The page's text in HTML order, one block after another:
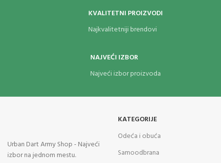
KVALITETNI PROIZVODI
Najkvalitetniji brendovi
NAJVEĆI IZBOR
Najveći izbor proizvoda
Urban Dart Army Shop - Najveći
izbor na jednom mestu.
KATEGORIJE
Odeća i obuća
Samoodbrana